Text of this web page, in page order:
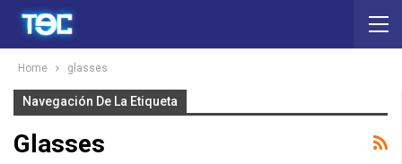
Home glasses
Navegación De La Etiqueta
Glasses